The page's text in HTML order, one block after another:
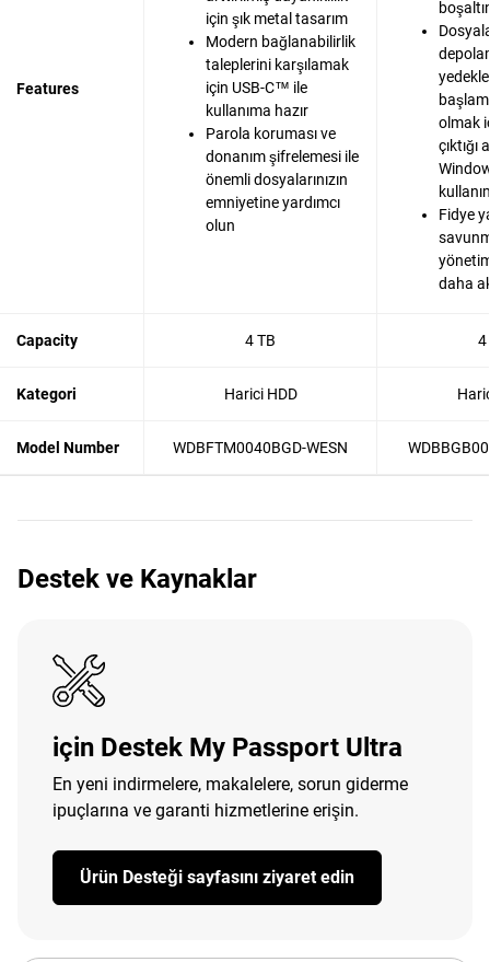
Features
için şık metal tasarım
Modern bağlanabilirlik
taleplerini karşılamak
için USB-C™ ile
kullanıma hazır
Parola koruması ve
donanım şifrelemesi ile
önemli dosyalarınızın
emniyetine yardımcı
olun
olmak
çıktığı
Fidye
daha
Capacity 4 TB 4
Kategori Harici HDD
Model Number WDBFTM0040BGD-WESN
Destek ve Kaynaklar
için Destek My Passport Ultra
En yeni indirmelere, makalelere, sorun giderme
ipuçlarına ve garanti hizmetlerine erişin.
Ürün Desteği sayfasını ziyaret edin